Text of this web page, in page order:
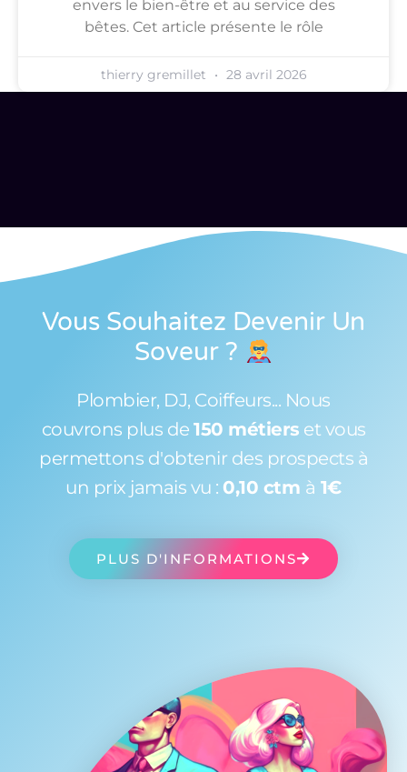
envers le bien-être et au service des
bêtes. Cet article présente le rôle
thierry gremillet 28 avril 2026
Vous Souhaitez Devenir Un
Soveur ?
Plombier, DJ, Coiffeurs... Nous
couvrons plus de 150 métiers et vous
permettons d'obtenir des prospects à
un prix jamais vu : 0,10 ctm à 1€
PLUS D'INFORMATIONS